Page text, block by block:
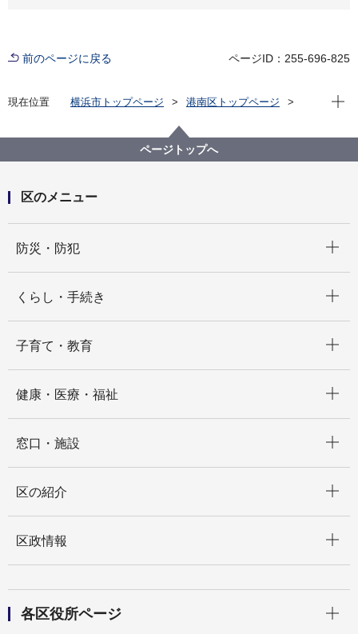
前のページに戻る ページID：255-696-825
現在位置 横浜市トップページ
港南区トップページ
学校ホームページ（公立小・中・高・特別支援学校）
現在
ページトップへ
区のメニュー
防災・防犯
くらし・手続き
子育て・教育
健康・医療・福祉
窓口・施設
区の紹介
区政情報
各区役所ページ